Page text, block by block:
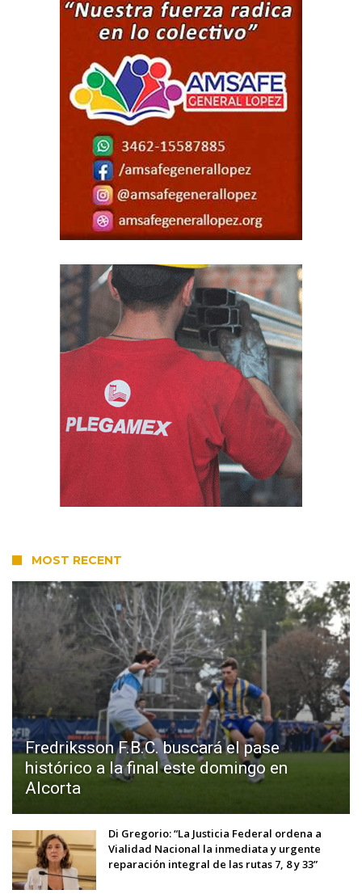
MOST RECENT
Fredriksson F.B.C. buscará el pase
histórico a la final este domingo en
Alcorta
Di Gregorio: “La Justicia Federal ordena a
Vialidad Nacional la inmediata y urgente
reparación integral de las rutas 7, 8 y 33”